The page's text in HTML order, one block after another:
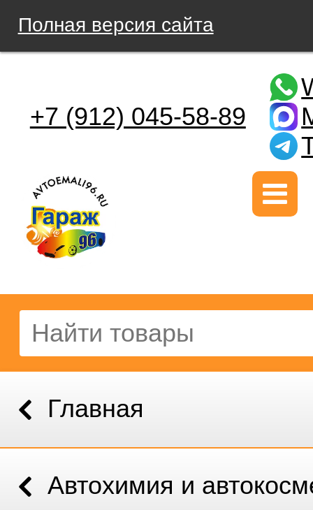
Полная версия сайта
+7 (912) 045-58-89
Главная
Автохимия и